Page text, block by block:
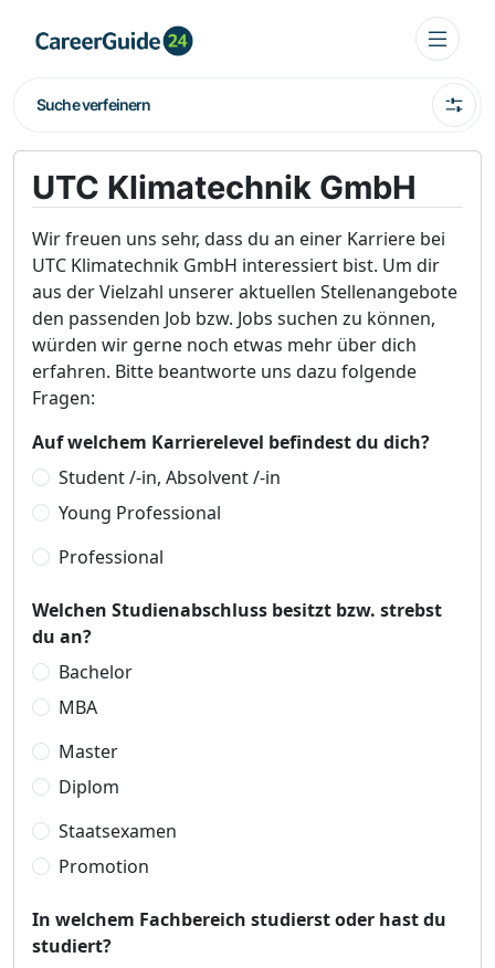
Suche verfeinern
UTC Klimatechnik GmbH
Wir freuen uns sehr, dass du an einer Karriere bei
UTC Klimatechnik GmbH interessiert bist. Um dir
aus der Vielzahl unserer aktuellen Stellenangebote
den passenden Job bzw. Jobs suchen zu können,
würden wir gerne noch etwas mehr über dich
erfahren. Bitte beantworte uns dazu folgende
Fragen:
Auf welchem Karrierelevel befindest du dich?
Student /-in, Absolvent /-in
Young Professional
Professional
Welchen Studienabschluss besitzt bzw. strebst
du an?
Bachelor
MBA
Master
Diplom
Staatsexamen
Promotion
In welchem Fachbereich studierst oder hast du
studiert?